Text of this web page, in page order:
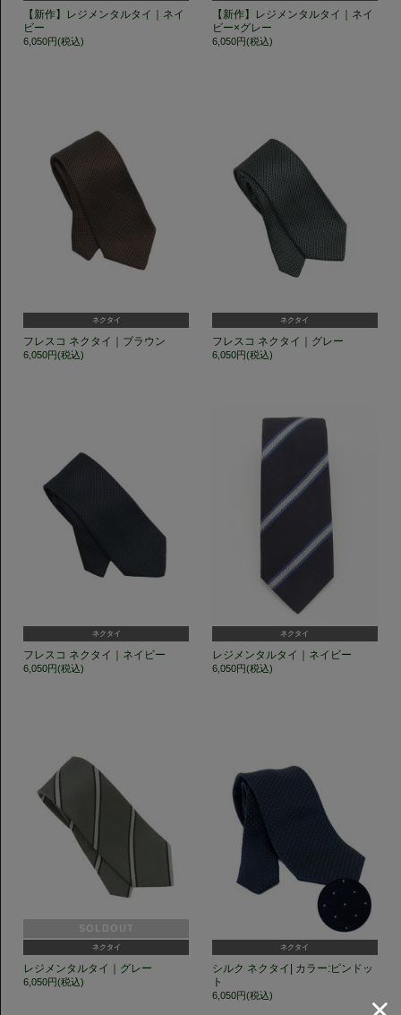
【新作】レジメンタルタイ｜ネイ
ビー
6,050円(税込)
【新作】レジメンタルタイ｜ネイ
ビー×グレー
6,050円(税込)
ネクタイ
フレスコ ネクタイ｜ブラウン
6,050円(税込)
ネクタイ
フレスコ ネクタイ｜グレー
6,050円(税込)
ネクタイ
フレスコ ネクタイ｜ネイビー
6,050円(税込)
ネクタイ
レジメンタルタイ｜ネイビー
6,050円(税込)
SOLDOUT
ネクタイ
レジメンタルタイ｜グレー
6,050円(税込)
ネクタイ
シルク ネクタイ| カラー:ピンドッ
ト
6,050円(税込)